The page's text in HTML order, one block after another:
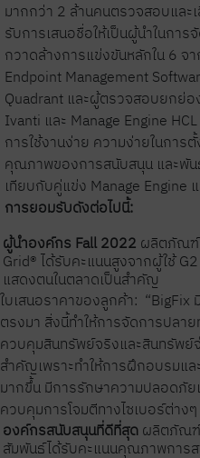
มากกว่า 2 ล้านคนตรวจสอบและ
รับการเสนอชื่อให้เป็นผู้นำในกา
กวาดล้างการแข่งขันหลักใน 6 จ
Endpoint Management
Quadrant และผู้ตรวจสอบยกย่อ
Ivanti และ Manage Engine
การใช้งานง่าย ความง่ายในกา
คุณภาพของการสนับสนุน และพัน
เทียบกับคู่แข่ง Manage Engine
การยอมรับดังต่อไปนี้:
ผู้นำองค์กร Fall 2022 ผลิตภัณฑ์
Grid® ได้รับคะแนนสูงจากผู้ใช้
แสดงตนในตลาดเป็นสำคัญ
ใบเสนอราคาของลูกค้า: “BigFix
ตรงมา สิ่งนี้ทำให้การจัดการปลาย
ควบคุมสินทรัพย์จริงและสินทรัพย์
สำคัญเพราะทำให้การฝึกอบรมแ
มากขึ้น มีการรักษาความปลอดภั
ควบคุมการโจมตีทางไซเบอร์ต่าง
องค์กรสนับสนุนที่ดีที่สุด ผลิตภัณฑ์
สัมพันธ์ได้รับคะแนนคุณภาพการ